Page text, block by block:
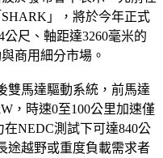
於發布會中表示，先前在
」，將於今年正式
尺、軸距達3260毫米的
雙馬達驅動系統，前馬達
，時速0至100公里加速僅
NEDC測試下可達840公